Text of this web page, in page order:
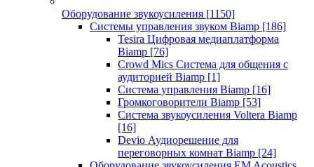
Оборудование звукоусиления [1150]
Системы управления звуком Biamp [186]
Tesira Цифровая медиаплатформа
Biamp [76]
Crowd Mics Система для общения с
аудиторией Biamp [1]
Система управления Biamp [16]
Громкоговорители Biamp [53]
Система звукоусиления Voltera Biamp
[16]
Devio Аудиорешение для
переговорных комнат Biamp [24]